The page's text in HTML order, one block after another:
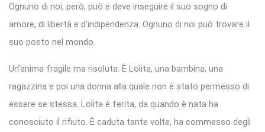
Ognuno di noi, però, può e deve inseguire il suo sogno di
amore, di libertà e d’indipendenza. Ognuno di noi può trovare il
suo posto nel mondo.
Un’anima fragile ma risoluta. È Lolita, una bambina, una
ragazzina e poi una donna alla quale non è stato permesso di
essere se stessa. Lolita è ferita, da quando è nata ha
conosciuto il rifiuto. È caduta tante volte, ha commesso degli